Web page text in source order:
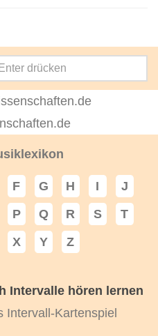
F G H I
J
P Q R S
T
X Y Z
Intervalle hören lernen